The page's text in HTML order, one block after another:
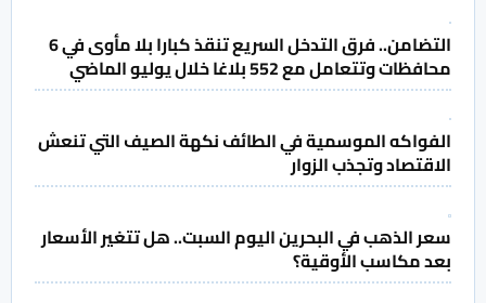
التضامن.. فرق التدخل السريع تنقذ كبارا بلا مأوى في 6
محافظات وتتعامل مع 552 بلاغا خلال يوليو الماضي
الفواكه الموسمية في الطائف نكهة الصيف التي تنعش
الاقتصاد وتجذب الزوار
سعر الذهب في البحرين اليوم السبت.. هل تتغير الأسعار
بعد مكاسب الأوقية؟